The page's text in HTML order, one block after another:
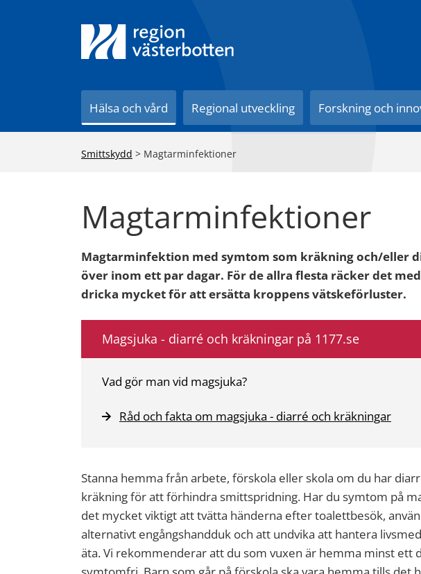
Hälsa och vård Regional utveckling Forskning och
Smittskydd > Magtarminfektioner
Magtarminfektioner
Magtarminfektion med symtom som kräkning och/eller
över inom ett par dagar. För de allra flesta räcker det
dricka mycket för att ersätta kroppens vätskeförluster.
Magsjuka - diarré och kräkningar på 1177.se
Vad gör man vid magsjuka?
Råd och fakta om magsjuka - diarré och kräkningar
Stanna hemma från arbete, förskola eller skola om du har
kräkning för att förhindra smittspridning. Har du symtom på
det mycket viktigt att tvätta händerna efter toalettbesök,
alternativt engångshandduk och att undvika att hantera
äta. Vi rekommenderar att du som vuxen är hemma minst ett